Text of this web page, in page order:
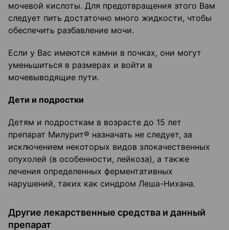
мочевой кислоты. Для предотвращения этого Вам
следует пить достаточно много жидкости, чтобы
обеспечить разбавление мочи.
Если у Вас имеются камни в почках, они могут
уменьшиться в размерах и войти в
мочевыводящие пути.
Дети и подростки
Детям и подросткам в возрасте до 15 лет
препарат Милурит® назначать не следует, за
исключением некоторых видов злокачественных
опухолей (в особенности, лейкоза), а также
лечения определенных ферментативных
нарушений, таких как синдром Леша-Нихана.
Другие лекарственные средства и данный
препарат